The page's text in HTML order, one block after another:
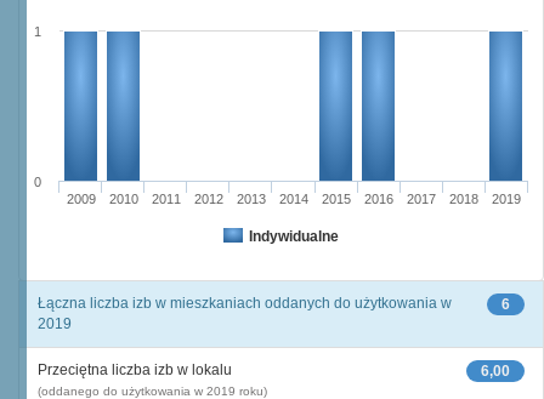
Indywidualne
2009 2010 2011 2012 2013 2014 2015 2016 2017 2018 2019
0
1
6
Łączna liczba izb w mieszkaniach oddanych do użytkowania w
2019
6,00
Przeciętna liczba izb w lokalu
(oddanego do użytkowania w 2019 roku)